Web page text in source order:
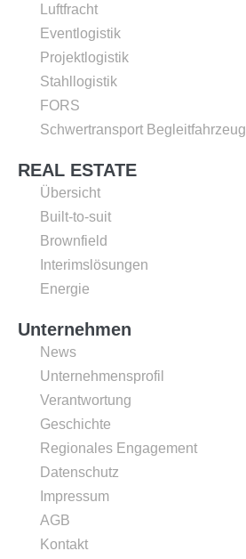
Luftfracht
Eventlogistik
Projektlogistik
Stahllogistik
FORS
Schwertransport Begleitfahrzeug
REAL ESTATE
Übersicht
Built-to-suit
Brownfield
Interimslösungen
Energie
Unternehmen
News
Unternehmensprofil
Verantwortung
Geschichte
Regionales Engagement
Datenschutz
Impressum
AGB
Kontakt